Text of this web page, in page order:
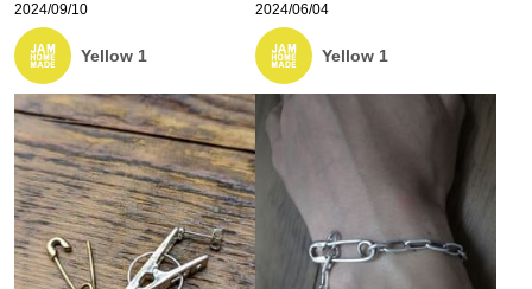
2024/09/10
Yellow 1
2024/06/04
Yellow 1